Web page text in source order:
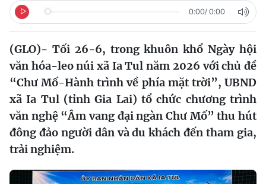
0:00/0:00
(GLO)- Tối 26-6, trong khuôn khổ Ngày hội
văn hóa-leo núi xã Ia Tul năm 2026 với chủ đề
“Chư Mố-Hành trình về phía mặt trời”, UBND
xã Ia Tul (tỉnh Gia Lai) tổ chức chương trình
văn nghệ “Âm vang đại ngàn Chư Mố” thu hút
đông đảo người dân và du khách đến tham gia,
trải nghiệm.